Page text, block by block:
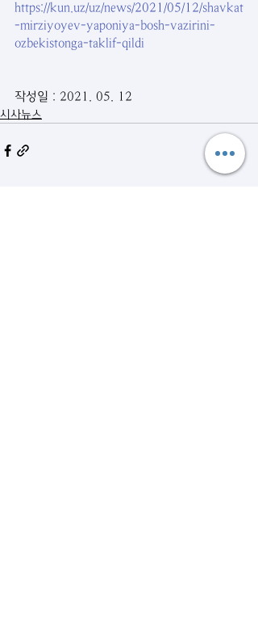
https://kun.uz/uz/news/2021/05/12/shavkat
-mirziyoyev-yaponiya-bosh-vazirini-
ozbekistonga-taklif-qildi
작성일 : 2021. 05. 12
시사뉴스